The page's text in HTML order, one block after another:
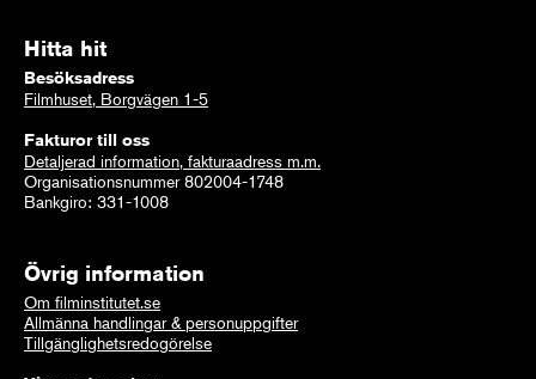
Hitta hit
Besöksadress
Filmhuset, Borgvägen 1-5
Fakturor till oss
Detaljerad information, fakturaadress m.m.
Organisationsnummer 802004-1748
Bankgiro: 331-1008
Övrig information
Om filminstitutet.se
Allmänna handlingar & personuppgifter
Tillgänglighetsredogörelse